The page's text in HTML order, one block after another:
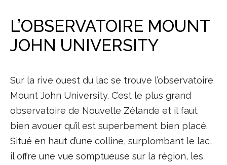
L’OBSERVATOIRE MOUNT
JOHN UNIVERSITY
Sur la rive ouest du lac se trouve l’observatoire
Mount John University. C’est le plus grand
observatoire de Nouvelle Zélande et il faut
bien avouer qu’il est superbement bien placé.
Situé en haut d’une colline, surplombant le lac,
il offre une vue somptueuse sur la région, les